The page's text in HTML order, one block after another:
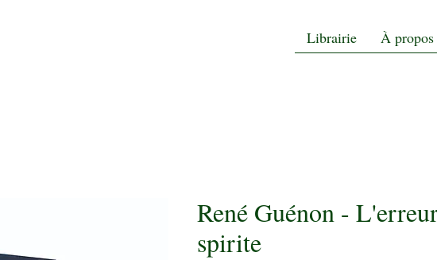
Librairie À propos
René Guénon -
spirite